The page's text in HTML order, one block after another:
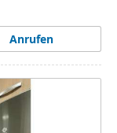
Anrufen